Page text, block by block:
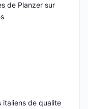
de Planzer sur
italiens de qualite